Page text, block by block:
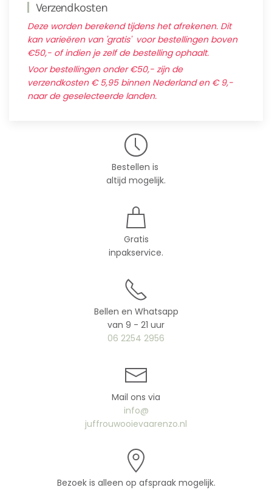
Verzendkosten
Deze worden berekend tijdens het afrekenen. Dit
kan varieëren van 'gratis' voor bestellingen boven
€50,- of indien je zelf de bestelling ophaalt.
Voor bestellingen onder €50,- zijn de
verzendkosten € 5,95 binnen Nederland en € 9,-
naar de geselecteerde landen.
Bestellen is
altijd mogelijk.
Gratis
inpakservice.
Bellen en Whatsapp
van 9 - 21 uur
06 2254 2956
Mail ons via
info@
juffrouwooievaarenzo.nl
Bezoek is alleen op afspraak mogelijk.